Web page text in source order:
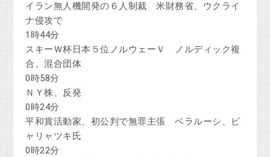
イラン無人機開発の６人制裁 米財務省、ウクライ
ナ侵攻で
1時44分
スキーＷ杯日本５位ノルウェーＶ ノルディック複
合、混合団体
0時58分
ＮＹ株、反発
0時24分
平和賞活動家、初公判で無罪主張 ベラルーシ、ビ
ャリャツキ氏
0時22分